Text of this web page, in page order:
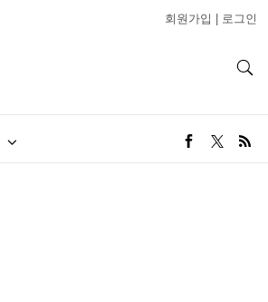
회원가입 로그인